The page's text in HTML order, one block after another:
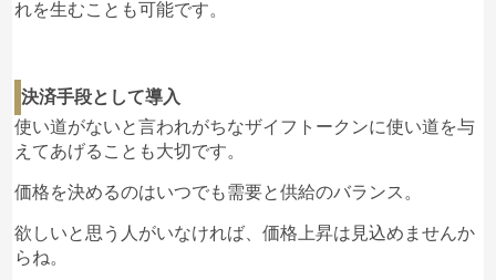
れを生むことも可能です。
決済手段として導入
使い道がないと言われがちなザイフトークンに使い道を与
えてあげることも大切です。
価格を決めるのはいつでも需要と供給のバランス。
欲しいと思う人がいなければ、価格上昇は見込めませんか
らね。